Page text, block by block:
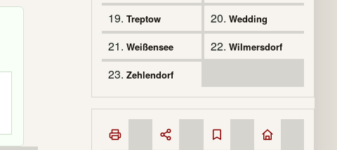
19. Treptow 20. Wedding
21. Weißensee 22. Wilmersdorf
23. Zehlendorf